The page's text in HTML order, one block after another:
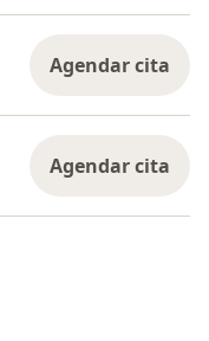
Agendar cita
Agendar cita